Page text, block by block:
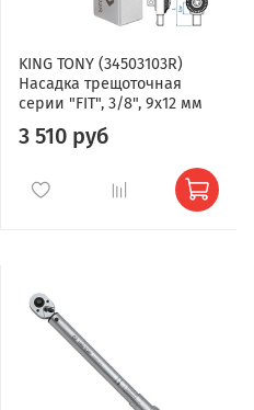
KING TONY (34503103R)
Насадка трещоточная
серии "FIT", 3/8", 9х12 мм
3 510 руб